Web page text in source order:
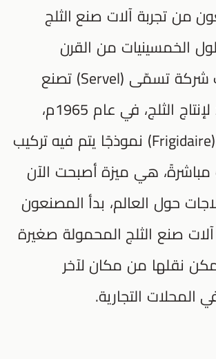
من تجربة آلات صنع الثلج
الخمسينيات من القرن
الماضي، كانت شركة تسمّى (Servel) تصنع
ثلاجة بها مبرد لإنتاج الثلج، في عام 1965م،
قدّمت شركة (Frigidaire) نموذجًا يتم فيه تركيب
مباشرةً، هي ميزة أصبحت الآن
حول العالم، بدأ المصنعون
صنع الثلج المحمولة صغيرة
نقلها من مكان لآخر
المحلات التجارية.